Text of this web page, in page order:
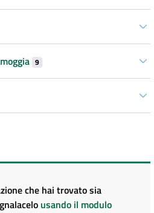
9
che hai trovato sia
usando il modulo